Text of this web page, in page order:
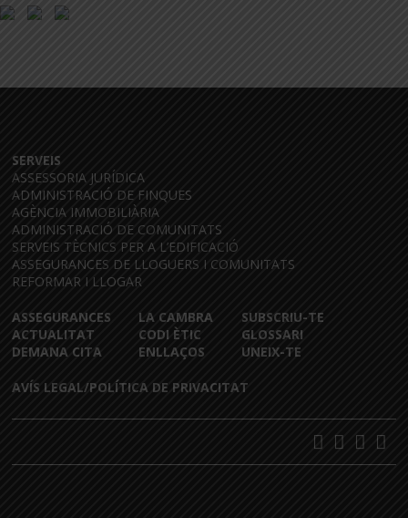
SERVEIS
ASSESSORIA JURÍDICA
ADMINISTRACIÓ DE FINQUES
AGÈNCIA IMMOBILIÀRIA
ADMINISTRACIÓ DE COMUNITATS
SERVEIS TÈCNICS PER A L’EDIFICACIÓ
ASSEGURANCES DE LLOGUERS I COMUNITATS
REFORMAR I LLOGAR
ASSEGURANCES
ACTUALITAT
DEMANA CITA
LA CAMBRA
CODI ÈTIC
ENLLAÇOS
SUBSCRIU-TE
GLOSSARI
UNEIX-TE
AVÍS LEGAL/POLÍTICA DE PRIVACITAT